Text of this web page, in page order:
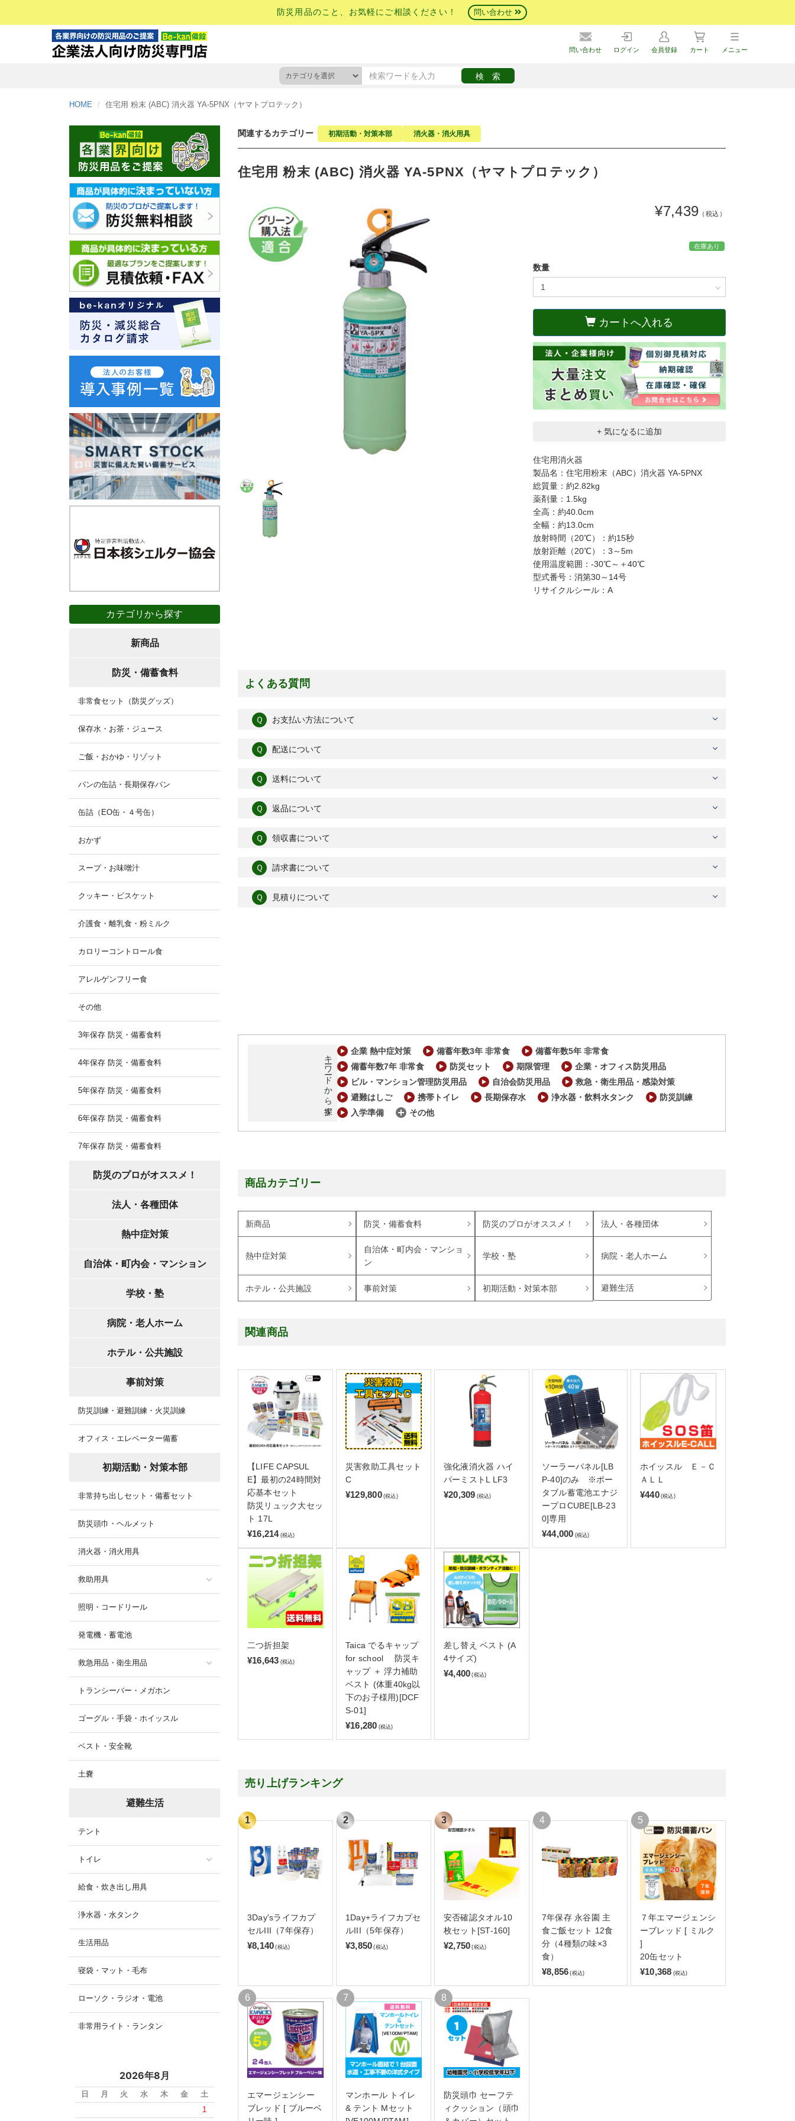
防災用品のこと、お気軽にご相談ください！ 問い合わせ
問い合わせ ログイン 会員登録 カート メニュー
HOME 住宅用 粉末 (ABC) 消火器 YA-5PNX（ヤマトプロテック）
関連するカテゴリー 初期活動・対策本部 消火器・消火用具
住宅用 粉末 (ABC) 消火器 YA-5PNX（ヤマトプロテック）
¥7,439 （税込）
在庫あり
数量
カートへ入れる
+ 気になるに追加
住宅用消火器
製品名：住宅用粉末（ABC）消火器 YA-5PNX
総質量：約2.82kg
薬剤量：1.5kg
全高：約40.0cm
全幅：約13.0cm
放射時間（20℃）：約15秒
放射距離（20℃）：3～5m
使用温度範囲：-30℃～＋40℃
型式番号：消第30～14号
リサイクルシール：A
よくある質問
Ｑ お支払い方法について
Ｑ 配送について
Ｑ 送料について
Ｑ 返品について
Ｑ 領収書について
Ｑ 請求書について
Ｑ 見積りについて
キーワードから探す 企業 熱中症対策 備蓄年数3年 非常食
備蓄年数5年 非常食
備蓄年数7年 非常食
防災セット 期限管理
企業・オフィス防災用品
ビル・マンション管理防災用品
自治会防災用品
救急・衛生用品・感染対策
避難はしご
携帯トイレ 長期保存水 浄水器・飲料水タンク
防災訓練
入学準備
その他
商品カテゴリー
新商品 防災・備蓄食料 防災のプロがオススメ！ 法人・各種団体
熱中症対策
自治体・町内会・マンショ
ン
学校・塾 病院・老人ホーム
ホテル・公共施設 事前対策 初期活動・対策本部 避難生活
関連商品
【LIFE CAPSUL
E】最初の24時間対
応基本セット
防災リュック大セッ
ト 17L
¥16,214 (税込)
災害救助工具セット
C
¥129,800 (税込)
強化液消火器 ハイ
パーミストL LF3
¥20,309 (税込)
ソーラーパネル[LB
P-40]のみ ※ポー
タブル蓄電池エナジ
ープロCUBE[LB-23
0]専用
¥44,000 (税込)
ホイッスル Ｅ－Ｃ
ＡＬＬ
¥440 (税込)
二つ折担架
¥16,643 (税込)
Taica でるキャップ
for school 防災キ
ャップ ＋ 浮力補助
ベスト (体重40kg以
下のお子様用)[DCF
S-01]
¥16,280 (税込)
差し替え ベスト (A
4サイズ)
¥4,400 (税込)
売り上げランキング
3Day'sライフカプ
セルIII（7年保存）
¥8,140 (税込)
1Day+ライフカプセ
ルIII（5年保存）
¥3,850 (税込)
安否確認タオル10
枚セット[ST-160]
¥2,750 (税込)
7年保存 永谷園 主
食ご飯セット 12食
分（4種類の味×3
食）
¥8,856 (税込)
７年エマージェンシ
ーブレッド [ ミルク
]
20缶セット
¥10,368 (税込)
エマージェンシー
ブレッド [ ブルーベ
マンホール トイレ
& テント Mセット
防災頭巾 セーフテ
ィクッション（頭巾
カテゴリから探す
新商品
防災・備蓄食料
非常食セット（防災グッズ）
保存水・お茶・ジュース
ご飯・おかゆ・リゾット
パンの缶詰・長期保存パン
缶詰（EO缶・４号缶）
おかず
スープ・お味噌汁
クッキー・ビスケット
介護食・離乳食・粉ミルク
カロリーコントロール食
アレルゲンフリー食
その他
3年保存 防災・備蓄食料
4年保存 防災・備蓄食料
5年保存 防災・備蓄食料
6年保存 防災・備蓄食料
7年保存 防災・備蓄食料
防災のプロがオススメ！
法人・各種団体
熱中症対策
自治体・町内会・マンション
学校・塾
病院・老人ホーム
ホテル・公共施設
事前対策
防災訓練・避難訓練・火災訓練
オフィス・エレベーター備蓄
初期活動・対策本部
非常持ち出しセット・備蓄セット
防災頭巾・ヘルメット
消火器・消火用具
救助用具
照明・コードリール
発電機・蓄電池
救急用品・衛生用品
トランシーバー・メガホン
ゴーグル・手袋・ホイッスル
ベスト・安全靴
土嚢
避難生活
テント
トイレ
給食・炊き出し用具
浄水器・水タンク
生活用品
寝袋・マット・毛布
ローソク・ラジオ・電池
非常用ライト・ランタン
2026年8月
日 月 火 水 木 金
土
1